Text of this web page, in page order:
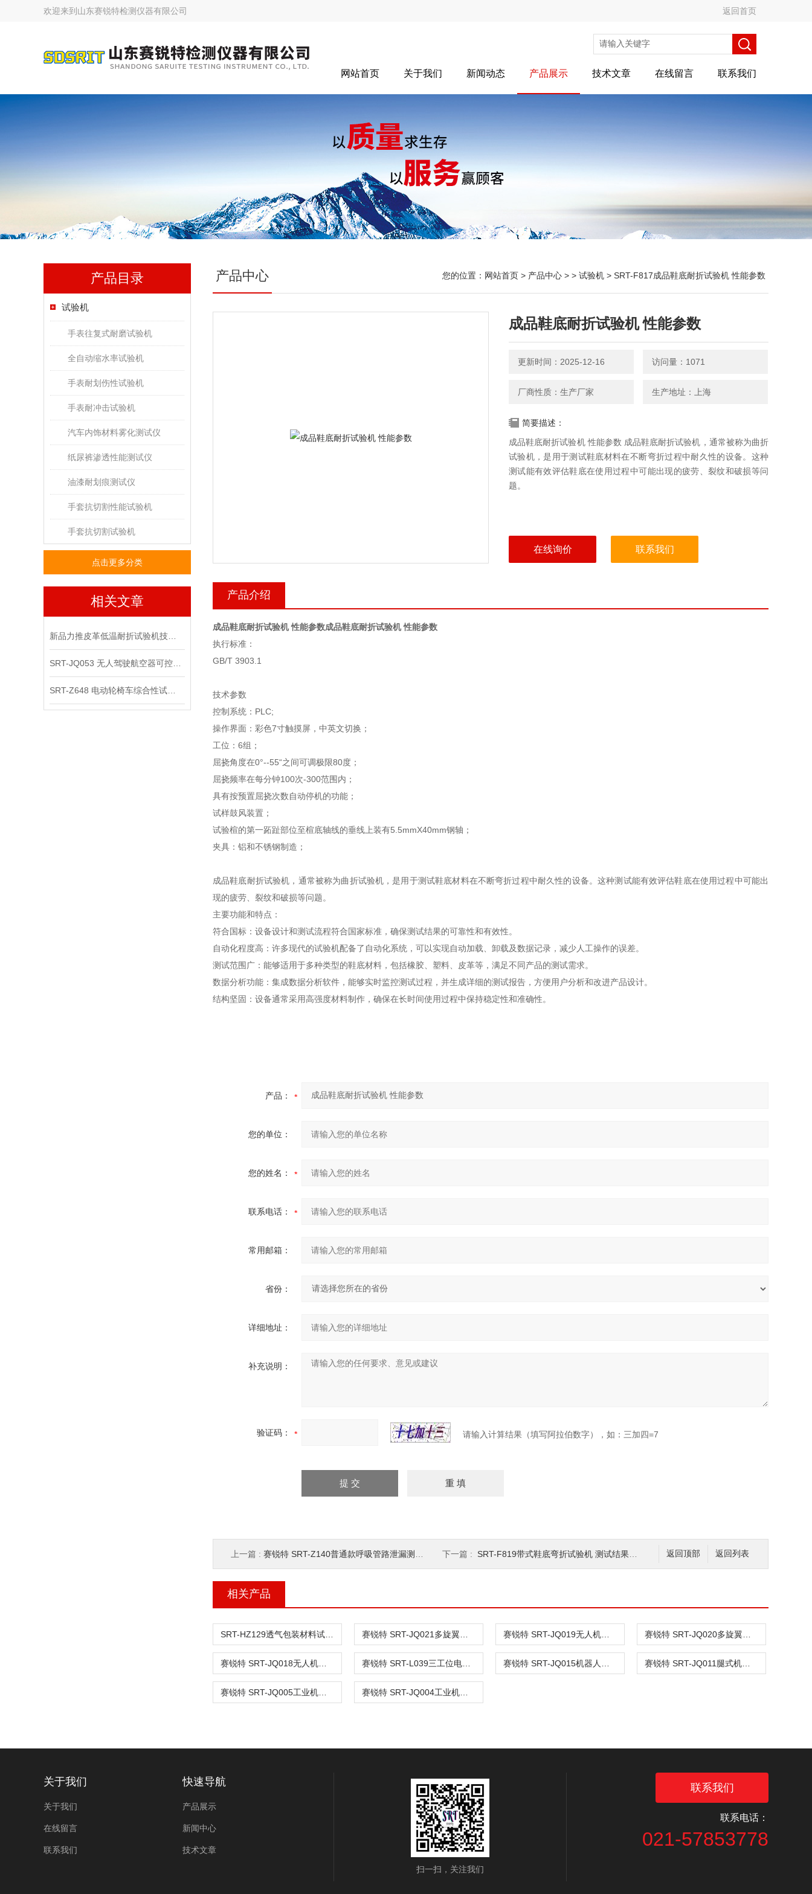
欢迎来到 山东赛锐特检测仪器有限公司 返回首页
网站首页 关于我们 新闻动态 产品展示 技术文章 在线留言 联系我们
产品目录
试验机
手表往复式耐磨试验机
全自动缩水率试验机
手表耐划伤性试验机
手表耐冲击试验机
汽车内饰材料雾化测试仪
纸尿裤渗透性能测试仪
油漆耐划痕测试仪
手套抗切割性能试验机
手套抗切割试验机
点击更多分类
相关文章
产品中心 您的位置： 网站首页 > 产品中心 > > 试验机 > SRT-F817成品鞋底耐折试验机 性能参数
成品鞋底耐折试验机 性能参数
更新时间：2025-12-16 访问量：1071
厂商性质：生产厂家 生产地址：上海
简要描述：
成品鞋底耐折试验机 性能参数 成品鞋底耐折试验机，通常被称为曲折
试验机，是用于测试鞋底材料在不断弯折过程中耐久性的设备。这种
测试能有效评估鞋底在使用过程中可能出现的疲劳、裂纹和破损等问
题。
在线询价 联系我们
产品介绍
成品鞋底耐折试验机 性能参数成品鞋底耐折试验机 性能参数
执行标准：
GB/T 3903.1
技术参数
控制系统： PLC;
操作界面：彩色7寸触摸屏，中英文切换；
工位： 6组；
屈挠角度在0°--55“之间可调极限80度；
屈挠频率在每分钟100次-300范围内 ；
具有按预置屈挠次数自动停机的功能 ；
试样鼓风装置 ；
试验楦的第一跖趾部位至楦底轴线的垂线上装有5.5mmX40mm钢轴；
夹具：铝和不锈钢制造；
成品鞋底耐折试验机，通常被称为曲折试验机，是用于测试鞋底材料在不断弯折过程中耐久性的设备。这种测试能有效评估鞋底在使用过程中可能出
现的疲劳、裂纹和破损等问题。
主要功能和特点：
符合国标：设备设计和测试流程符合国家标准，确保测试结果的可靠性和有效性。
自动化程度高：许多现代的试验机配备了自动化系统，可以实现自动加载、卸载及数据记录，减少人工操作的误差。
测试范围广：能够适用于多种类型的鞋底材料，包括橡胶、塑料、皮革等，满足不同产品的测试需求。
数据分析功能：集成数据分析软件，能够实时监控测试过程，并生成详细的测试报告，方便用户分析和改进产品设计。
结构坚固：设备通常采用高强度材料制作，确保在长时间使用过程中保持稳定性和准确性。
产品：
您的单位：
您的姓名：
联系电话：
常用邮箱：
省份：
详细地址：
补充说明：
验证码： 请输入计算结果（填写阿拉伯数字），如：三加四=7
返回列表
返回顶部
上一篇 : 赛锐特 SRT-Z140普通款呼吸管路泄漏测试仪 符合标准 下一篇 : SRT-F819带式鞋底弯折试验机 测试结果准确
相关产品
关于我们
关于我们
在线留言
联系我们
快速导航
产品展示
新闻中心
技术文章
扫一扫，关注我们
联系我们
联系电话：
021-57853778